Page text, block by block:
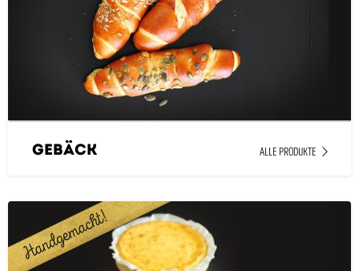
Gebäck ALLE PRODUKTE